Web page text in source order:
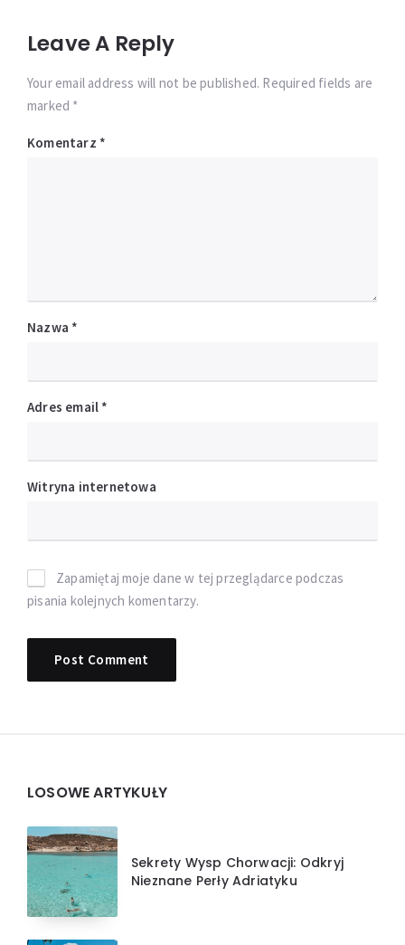
Leave A Reply
Your email address will not be published. Required fields are
marked *
Komentarz *
Nazwa *
Adres email *
Witryna internetowa
Zapamiętaj moje dane w tej przeglądarce podczas
pisania kolejnych komentarzy.
Widgets
LOSOWE ARTYKUŁY
Sekrety Wysp Chorwacji: Odkryj
Nieznane Perły Adriatyku